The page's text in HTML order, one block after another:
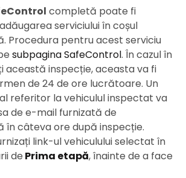
completă poate fi
serviciului în coșul
Procedura pentru acest serviciu
subpagina SafeControl. În cazul în
această inspecție, aceasta va fi
de 24 de ore lucrătoare. Un
referitor la vehiculul inspectat va
de e-mail furnizată de
în câteva ore după inspecție.
link-ul vehiculului selectat în
de Prima etapă, înainte de a face